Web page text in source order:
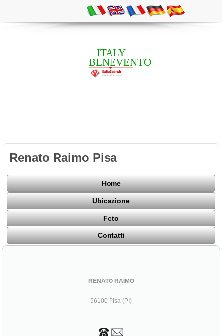
ITALY
BENEVENTO
Renato Raimo Pisa
Home
Ubicazione
Foto
Contatti
RENATO RAIMO
56100 Pisa (PI)